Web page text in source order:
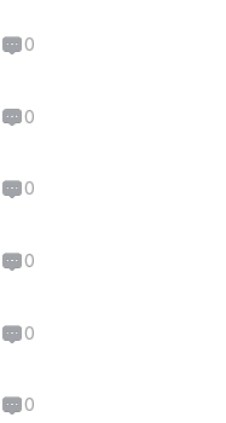
0
0
0
0
0
0